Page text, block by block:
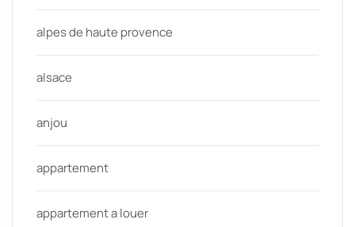
alpes de haute provence
alsace
anjou
appartement
appartement a louer